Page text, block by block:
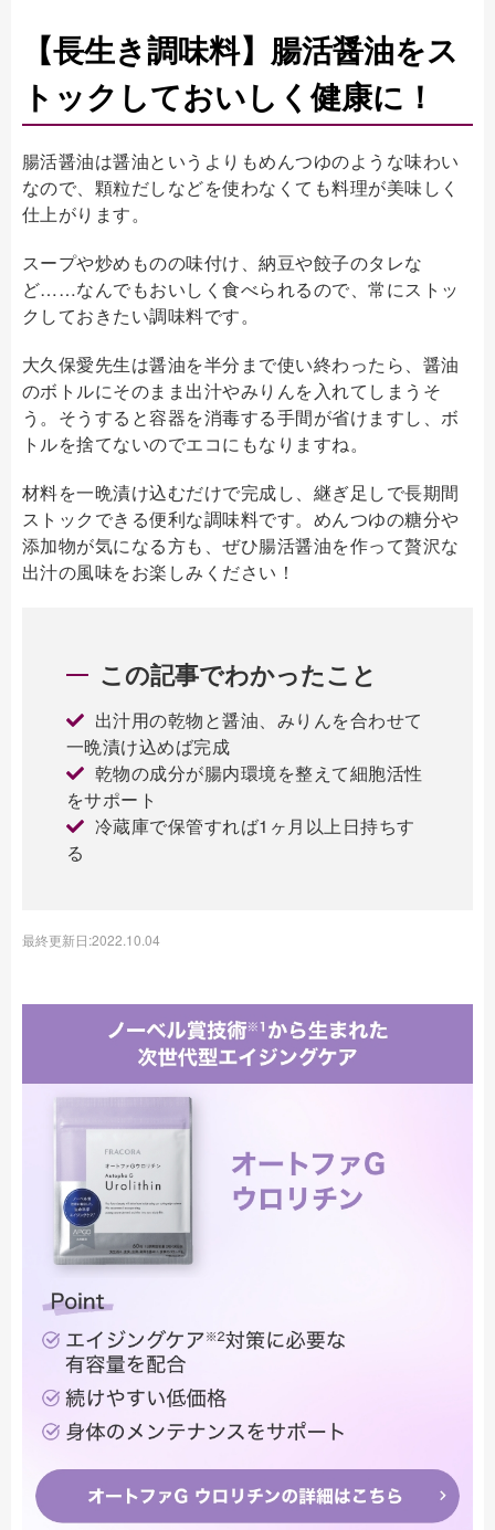
【長生き調味料】腸活醤油をス
トックしておいしく健康に！
腸活醤油は醤油というよりもめんつゆのような味わい
なので、顆粒だしなどを使わなくても料理が美味しく
仕上がります。
スープや炒めものの味付け、納豆や餃子のタレな
ど……なんでもおいしく食べられるので、常にストッ
クしておきたい調味料です。
大久保愛先生は醤油を半分まで使い終わったら、醤油
のボトルにそのまま出汁やみりんを入れてしまうそ
う。そうすると容器を消毒する手間が省けますし、ボ
トルを捨てないのでエコにもなりますね。
材料を一晩漬け込むだけで完成し、継ぎ足しで長期間
ストックできる便利な調味料です。めんつゆの糖分や
添加物が気になる方も、ぜひ腸活醤油を作って贅沢な
出汁の風味をお楽しみください！
この記事でわかったこと
出汁用の乾物と醤油、みりんを合わせて
一晩漬け込めば完成
乾物の成分が腸内環境を整えて細胞活性
をサポート
冷蔵庫で保管すれば1ヶ月以上日持ちす
る
最終更新日:2022.10.04